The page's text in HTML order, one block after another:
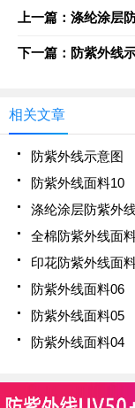
上一篇：涤纶涂层
下一篇：防紫外线
相关文章
防紫外线示意图
防紫外线面料10
涤纶涂层防紫外
全棉防紫外线面
印花防紫外线面
防紫外线面料06
防紫外线面料05
防紫外线面料04